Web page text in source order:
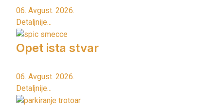
06. Avgust. 2026.
Detaljnije...
Opet ista stvar
06. Avgust. 2026.
Detaljnije...